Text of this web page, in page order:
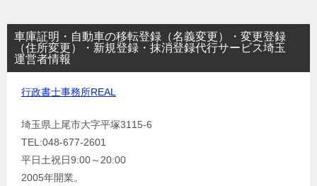
車庫証明・自動車の移転登録（名義変更）・変更登録
（住所変更）・新規登録・抹消登録代行サービス埼玉
運営者情報
行政書士事務所REAL
埼玉県上尾市大字平塚3115-6
TEL:048-677-2601
平日土祝日9:00～20:00
2005年開業。